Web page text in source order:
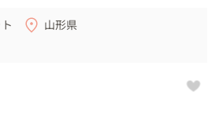
るかないかです　2月下旬、3月く
ります
山形県